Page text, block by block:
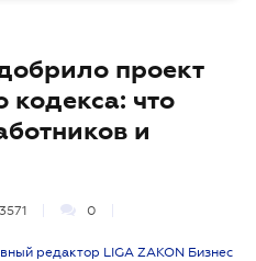
проект
кодекса: что
и
3571 0
редактор LIGA ZAKON Бизнес